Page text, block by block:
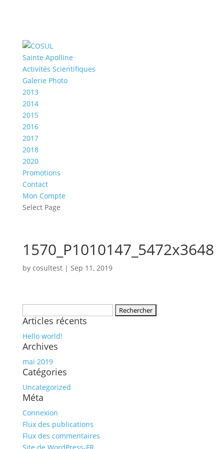
Sainte Apolline
Activités Scientifiques
Galerie Photo
2013
2014
2015
2016
2017
2018
2020
Promotions
Contact
Mon Compte
Select Page
1570_P1010147_5472x3648
by cosultest| Sep 11, 2019
Articles récents
Hello world!
Archives
mai 2019
Catégories
Uncategorized
Méta
Connexion
Flux des publications
Flux des commentaires